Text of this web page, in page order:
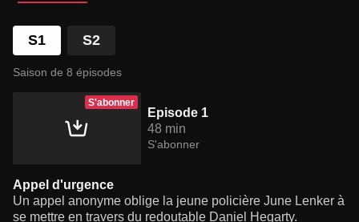
S1 S2
Saison de 8 épisodes
S'abonner
Episode 1
48 min
S'abonner
Appel d'urgence
Un appel anonyme oblige la jeune policière June Lenker à
se mettre en travers du redoutable Daniel Hegarty.